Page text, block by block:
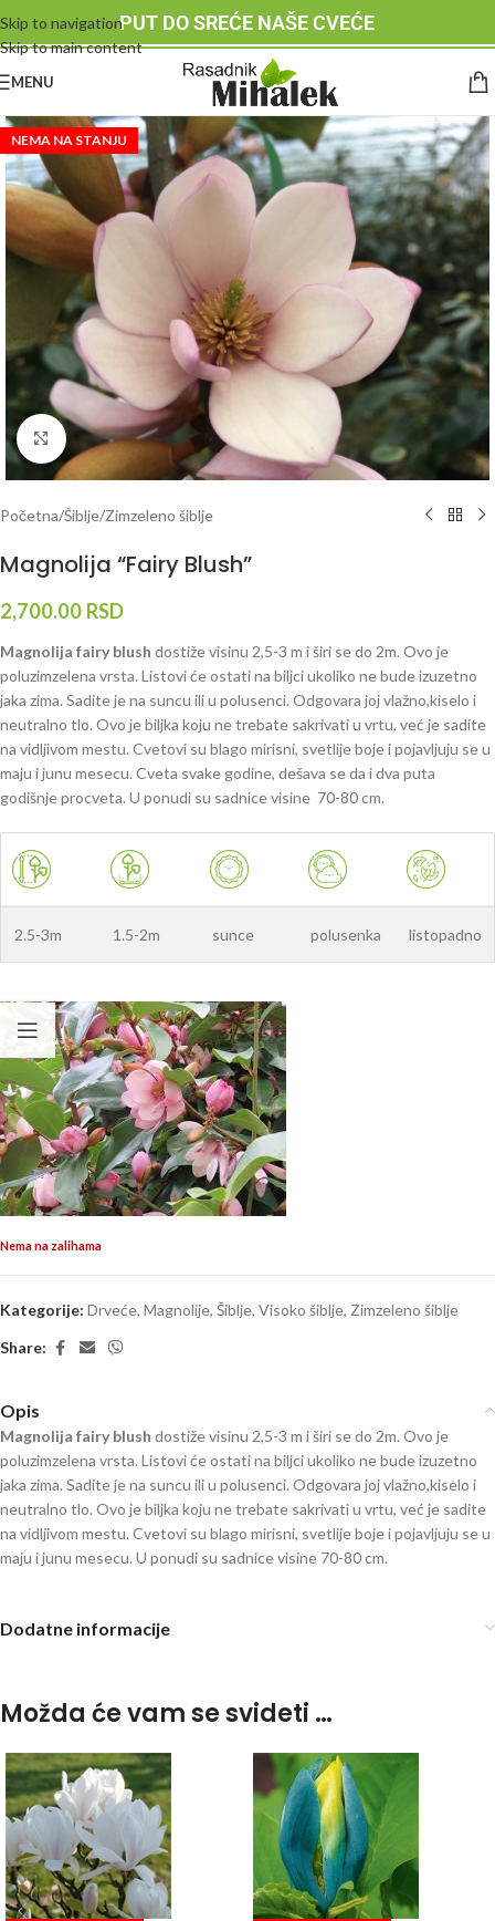
Skip to navigation
Skip to main content
PUT DO SREĆE NAŠE CVEĆE
MENU
NEMA NA STANJU
Klknite da uvećate
Početna/Šiblje/Zimzeleno šiblje
Magnolija “Fairy Blush”
2,700.00 RSD
Magnolija fairy blush dostiže visinu 2,5-3 m i širi se do 2m. Ovo je
poluzimzelena vrsta. Listovi će ostati na biljci ukoliko ne bude izuzetno
jaka zima. Sadite je na suncu ili u polusenci. Odgovara joj vlažno,kiselo i
neutralno tlo. Ovo je biljka koju ne trebate sakrivati u vrtu, već je sadite
na vidljivom mestu. Cvetovi su blago mirisni, svetlije boje i pojavljuju se u
maju i junu mesecu. Cveta svake godine, dešava se da i dva puta
godišnje procveta. U ponudi su sadnice visine 70-80 cm.
2.5-3m 1.5-2m sunce polusenka listopadno
Nema na zalihama
Kategorije: Drveće, Magnolije, Šiblje, Visoko šiblje, Zimzeleno šiblje
Share:
Opis
Magnolija fairy blush dostiže visinu 2,5-3 m i širi se do 2m. Ovo je
poluzimzelena vrsta. Listovi će ostati na biljci ukoliko ne bude izuzetno
jaka zima. Sadite je na suncu ili u polusenci. Odgovara joj vlažno,kiselo i
neutralno tlo. Ovo je biljka koju ne trebate sakrivati u vrtu, već je sadite
na vidljivom mestu. Cvetovi su blago mirisni, svetlije boje i pojavljuju se u
maju i junu mesecu. U ponudi su sadnice visine 70-80 cm.
Dodatne informacije
Možda će vam se svideti …